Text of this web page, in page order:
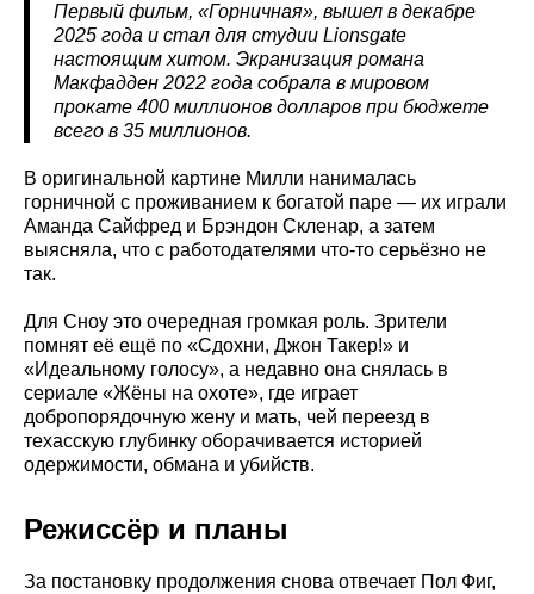
Первый фильм, «Горничная», вышел в декабре
2025 года и стал для студии Lionsgate
настоящим хитом. Экранизация романа
Макфадден 2022 года собрала в мировом
прокате 400 миллионов долларов при бюджете
всего в 35 миллионов.
В оригинальной картине Милли нанималась
горничной с проживанием к богатой паре — их играли
Аманда Сайфред и Брэндон Скленар, а затем
выясняла, что с работодателями что-то серьёзно не
так.
Для Сноу это очередная громкая роль. Зрители
помнят её ещё по «Сдохни, Джон Такер!» и
«Идеальному голосу», а недавно она снялась в
сериале «Жёны на охоте», где играет
добропорядочную жену и мать, чей переезд в
техасскую глубинку оборачивается историей
одержимости, обмана и убийств.
Режиссёр и планы
За постановку продолжения снова отвечает Пол Фиг,